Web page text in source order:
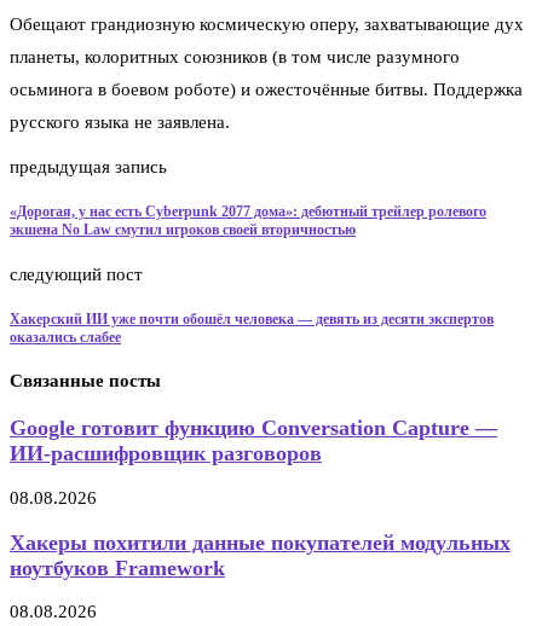
Обещают грандиозную космическую оперу, захватывающие дух
планеты, колоритных союзников (в том числе разумного
осьминога в боевом роботе) и ожесточённые битвы. Поддержка
русского языка не заявлена.
предыдущая запись
«Дорогая, у нас есть Cyberpunk 2077 дома»: дебютный трейлер ролевого
экшена No Law смутил игроков своей вторичностью
следующий пост
Хакерский ИИ уже почти обошёл человека — девять из десяти экспертов
оказались слабее
Связанные посты
Google готовит функцию Conversation Capture —
ИИ-расшифровщик разговоров
08.08.2026
Хакеры похитили данные покупателей модульных
ноутбуков Framework
08.08.2026